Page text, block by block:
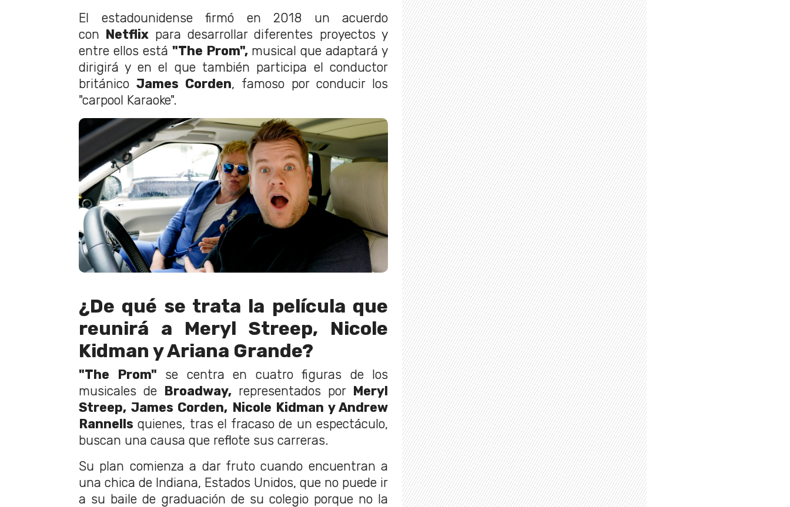
El estadounidense firmó en 2018 un acuerdo
con Netflix para desarrollar diferentes proyectos y
entre ellos está "The Prom", musical que adaptará y
dirigirá y en el que también participa el conductor
británico James Corden, famoso por conducir los
"carpool Karaoke".
¿De qué se trata la película que
reunirá a Meryl Streep, Nicole
Kidman y Ariana Grande?
"The Prom" se centra en cuatro figuras de los
musicales de Broadway, representados por Meryl
Streep, James Corden, Nicole Kidman y Andrew
Rannells quienes, tras el fracaso de un espectáculo,
buscan una causa que reflote sus carreras.
Su plan comienza a dar fruto cuando encuentran a
una chica de Indiana, Estados Unidos, que no puede ir
a su baile de graduación de su colegio porque no la